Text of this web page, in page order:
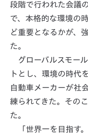
段階で行われた会議
で、本格的な環境の
ど重要となるかが、
た。
グローバルスモー
トとし、環境の時代
自動車メーカーが社
練られてきた。その
た。
「世界一を目指す